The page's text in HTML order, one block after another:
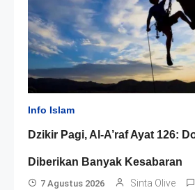
Info Islam
Dzikir Pagi, Al-A’raf Ayat 126:
Diberikan Banyak Kesabaran
7 Agustus 2026 Sinta Olive